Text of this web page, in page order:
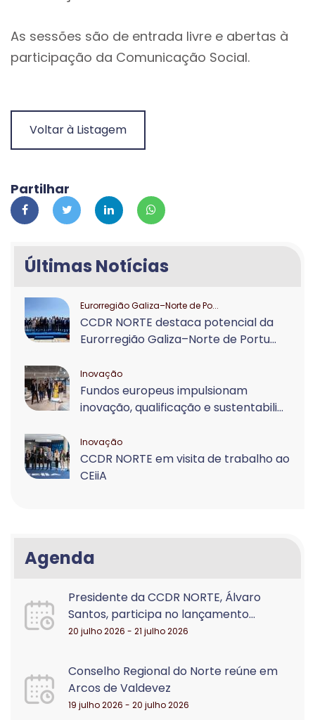
As sessões são de entrada livre e abertas à
participação da Comunicação Social.
Voltar à Listagem
Partilhar
Últimas Notícias
Eurorregião Galiza–Norte de Po...
CCDR NORTE destaca potencial da
Eurorregião Galiza–Norte de Portu...
Inovação
Fundos europeus impulsionam
inovação, qualificação e sustentabili...
Inovação
CCDR NORTE em visita de trabalho ao
CEiiA
Agenda
Presidente da CCDR NORTE, Álvaro
Santos, participa no lançamento...
20 julho 2026 - 21 julho 2026
Conselho Regional do Norte reúne em
Arcos de Valdevez
19 julho 2026 - 20 julho 2026